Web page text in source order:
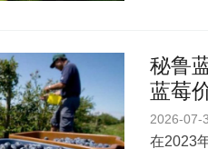
秘鲁
蓝莓
2026-07-
在2023